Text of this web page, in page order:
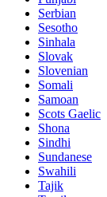
Serbian
Sesotho
Sinhala
Slovak
Slovenian
Somali
Samoan
Scots Gaelic
Shona
Sindhi
Sundanese
Swahili
Tajik